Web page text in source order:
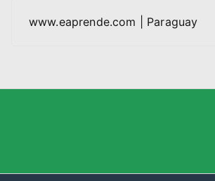
www.eaprende.com | Paraguay